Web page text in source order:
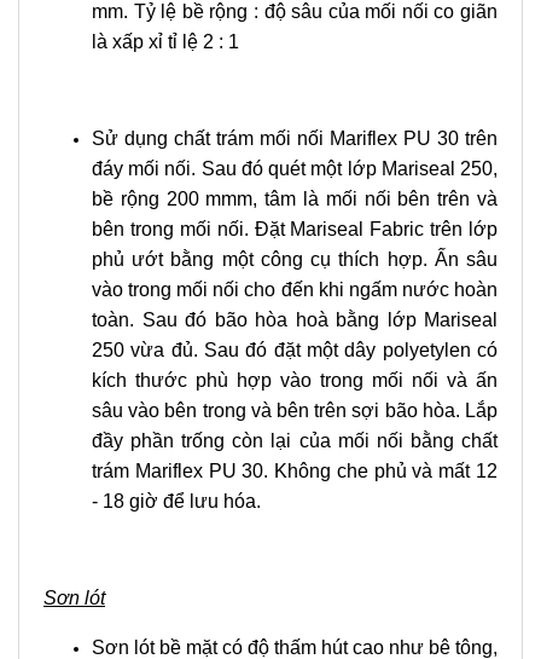
mm. Tỷ lệ bề rộng : độ sâu của mối nối co giãn
là xấp xỉ tỉ lệ 2 : 1
Sử dụng chất trám mối nối Mariflex PU 30 trên
đáy mối nối. Sau đó quét một lớp Mariseal 250,
bề rộng 200 mmm, tâm là mối nối bên trên và
bên trong mối nối. Đặt Mariseal Fabric trên lớp
phủ ướt bằng một công cụ thích hợp. Ấn sâu
vào trong mối nối cho đến khi ngấm nước hoàn
toàn. Sau đó bão hòa hoà bằng lớp Mariseal
250 vừa đủ. Sau đó đặt một dây polyetylen có
kích thước phù hợp vào trong mối nối và ấn
sâu vào bên trong và bên trên sợi bão hòa. Lắp
đầy phần trống còn lại của mối nối bằng chất
trám Mariflex PU 30. Không che phủ và mất 12
- 18 giờ để lưu hóa.
Sơn lót
Sơn lót bề mặt có độ thấm hút cao như bê tông,